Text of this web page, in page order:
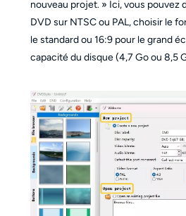
nouveau projet. » Ici, vous pouvez
DVD sur NTSC ou PAL, choisir le
le standard ou 16:9 pour le grand
capacité du disque (4,7 Go ou 8,5